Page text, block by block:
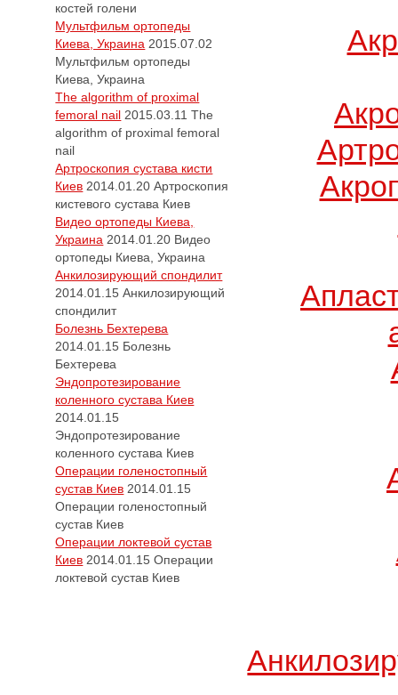
костей голени
Мультфильм ортопеды
Киева, Украина 2015.07.02
Мультфильм ортопеды
Киева, Украина
The algorithm of proximal
femoral nail 2015.03.11 The
algorithm of proximal femoral
nail
Артроскопия сустава кисти
Киев 2014.01.20 Артроскопия
кистевого сустава Киев
Видео ортопеды Киева,
Украина 2014.01.20 Видео
ортопеды Киева, Украина
Анкилозирующий спондилит
2014.01.15 Анкилозирующий
спондилит
Болезнь Бехтерева
2014.01.15 Болезнь
Бехтерева
Эндопротезирование
коленного сустава Киев
2014.01.15
Эндопротезирование
коленного сустава Киев
Операции голеностопный
сустав Киев 2014.01.15
Операции голеностопный
сустав Киев
Операции локтевой сустав
Киев 2014.01.15 Операции
локтевой сустав Киев